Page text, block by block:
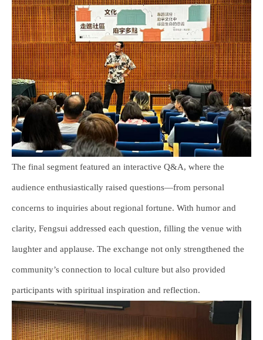
The final segment featured an interactive Q&A, where the
audience enthusiastically raised questions—from personal
concerns to inquiries about regional fortune. With humor and
clarity, Fengsui addressed each question, filling the venue with
laughter and applause. The exchange not only strengthened the
community’s connection to local culture but also provided
participants with spiritual inspiration and reflection.